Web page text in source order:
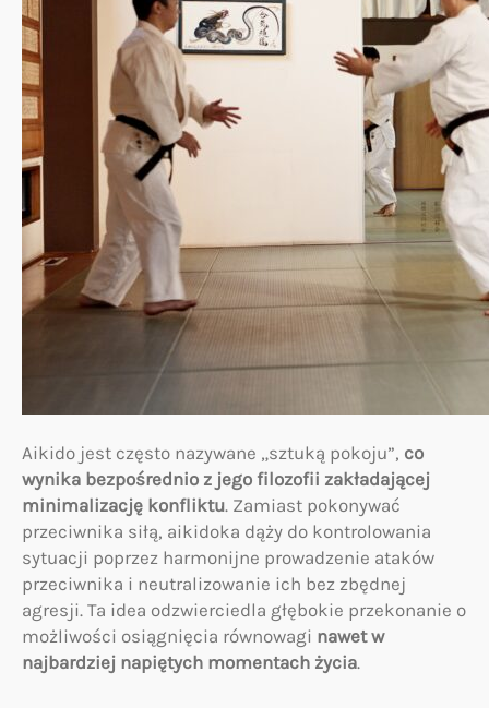
Aikido jest często nazywane „sztuką pokoju”, co
wynika bezpośrednio z jego filozofii zakładającej
minimalizację konfliktu. Zamiast pokonywać
przeciwnika siłą, aikidoka dąży do kontrolowania
sytuacji poprzez harmonijne prowadzenie ataków
przeciwnika i neutralizowanie ich bez zbędnej
agresji. Ta idea odzwierciedla głębokie przekonanie o
możliwości osiągnięcia równowagi nawet w
najbardziej napiętych momentach życia.